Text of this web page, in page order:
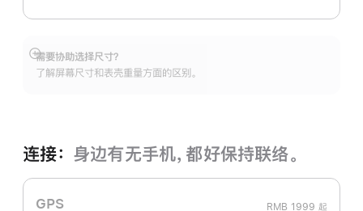
需要协助选择尺寸？
了解屏幕尺寸和表壳重量方面的区别。
展
开
连接： 身边有无手机，都好保持联络。
GPS RMB 1999 起